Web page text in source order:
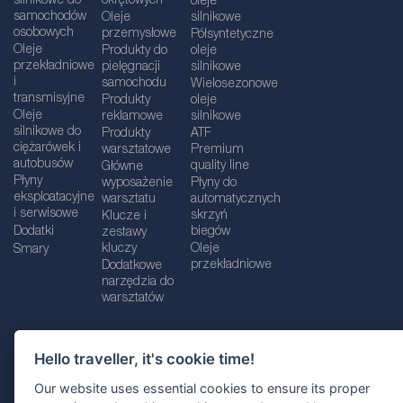
Hello traveller, it's cookie time!
Our website uses essential cookies to ensure its proper
samochodów
osobowych
Oleje
przekładniowe
i
transmisyjne
Oleje
silnikowe do
ciężarówek i
autobusów
Płyny
eksploatacyjne
i serwisowe
Dodatki
Smary
Oleje
przemysłowe
Produkty do
pielęgnacji
samochodu
Produkty
reklamowe
Produkty
warsztatowe
Główne
wyposażenie
warsztatu
Klucze i
zestawy
kluczy
Dodatkowe
narzędzia do
warsztatów
silnikowe
Półsyntetyczne
oleje
silnikowe
Wielosezonowe
oleje
silnikowe
ATF
Premium
quality line
Płyny do
automatycznych
skrzyń
biegów
Oleje
przekładniowe